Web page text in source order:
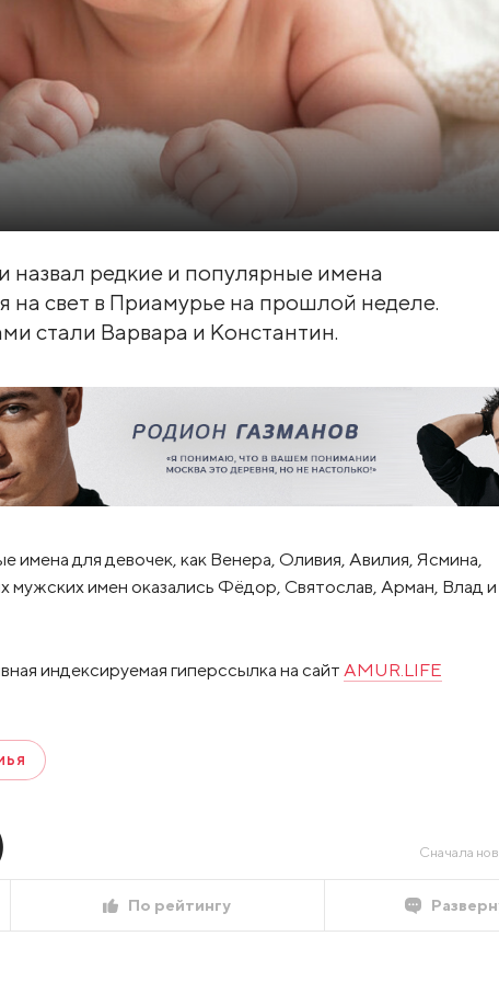
редкие и популярные имена
свет в Приамурье на прошлой неделе.
стали Варвара и Константин.
имена для девочек, как Венера, Оливия, Авилия, Ясмина,
мужских имен оказались Фёдор, Святослав, Арман, Влад и
индексируемая гиперссылка на сайт AMUR.LIFE
Сначала
По рейтингу